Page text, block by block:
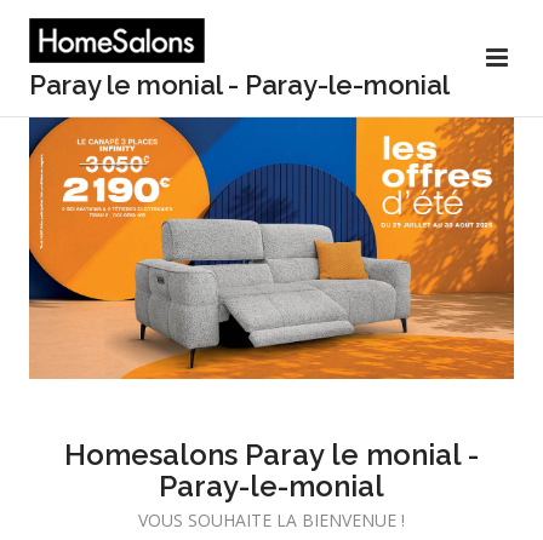
Paray le monial - Paray-le-monial
Homesalons Paray le monial -
Paray-le-monial
VOUS SOUHAITE LA BIENVENUE !